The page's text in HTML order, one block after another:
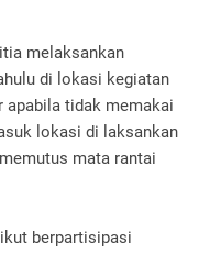
melaksankan
di lokasi kegiatan
apabila tidak memakai
lokasi di laksankan
mata rantai
berpartisipasi